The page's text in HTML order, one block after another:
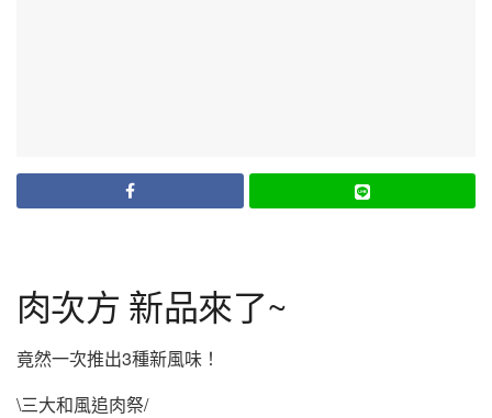
肉次方 新品來了~
竟然一次推出3種新風味！
\三大和風追肉祭/